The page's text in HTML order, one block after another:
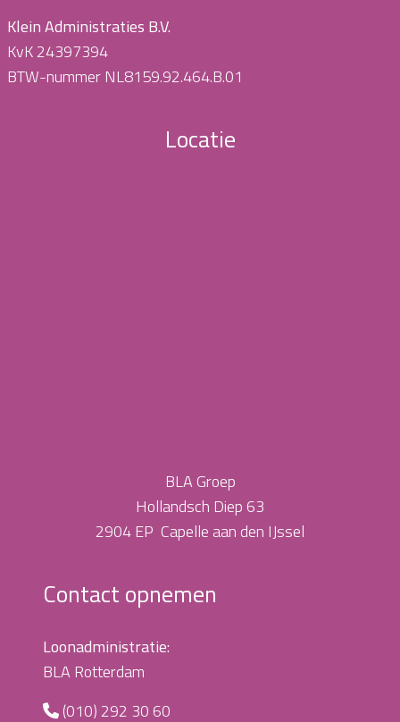
Klein Administraties B.V.
KvK 24397394
BTW-nummer NL8159.92.464.B.01
Locatie
BLA Groep
Hollandsch Diep 63
2904 EP Capelle aan den IJssel
Contact opnemen
Loonadministratie:
BLA Rotterdam
(010) 292 30 60